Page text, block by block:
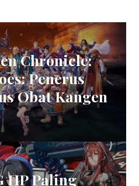
Chronicle:
Penerus
Obat Kangen
HP Paling